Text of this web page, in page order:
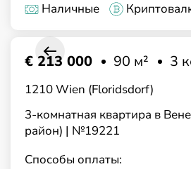
Наличные
3-комнатная квартира в
район) | №19221
€ 213 000 90 м² 3
1210 Wien (Floridsdorf)
Способы оплаты: